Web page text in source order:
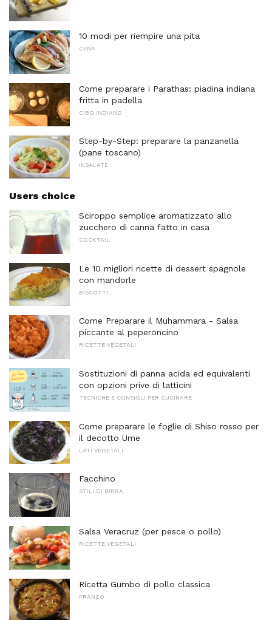
10 modi per riempire una pita
CENA
Come preparare i Parathas: piadina indiana
fritta in padella
CIBO INDIANO
Step-by-Step: preparare la panzanella
(pane toscano)
INSALATE
Users choice
Sciroppo semplice aromatizzato allo
zucchero di canna fatto in casa
COCKTAIL
Le 10 migliori ricette di dessert spagnole
con mandorle
BISCOTTI
Come Preparare il Muhammara - Salsa
piccante al peperoncino
RICETTE VEGETALI
Sostituzioni di panna acida ed equivalenti
con opzioni prive di latticini
TECNICHE E CONSIGLI PER CUCINARE
Come preparare le foglie di Shiso rosso per
il decotto Ume
LATI VEGETALI
Facchino
STILI DI BIRRA
Salsa Veracruz (per pesce o pollo)
RICETTE VEGETALI
Ricetta Gumbo di pollo classica
PRANZO